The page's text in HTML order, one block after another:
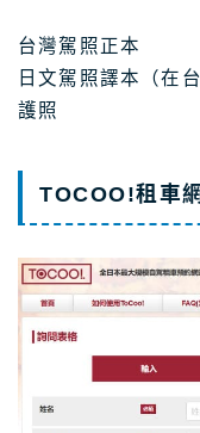
台灣駕照正本
日文駕照譯本（在
護照
TOCOO!租車